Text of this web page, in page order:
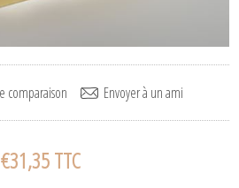
€31,35 TTC